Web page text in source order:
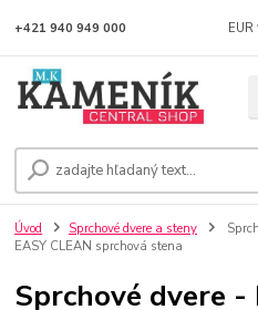
EUR
+421 940 949 000
Úvod Sprchové dvere a steny
EASY CLEAN sprchová stena
Sprchové dvere -